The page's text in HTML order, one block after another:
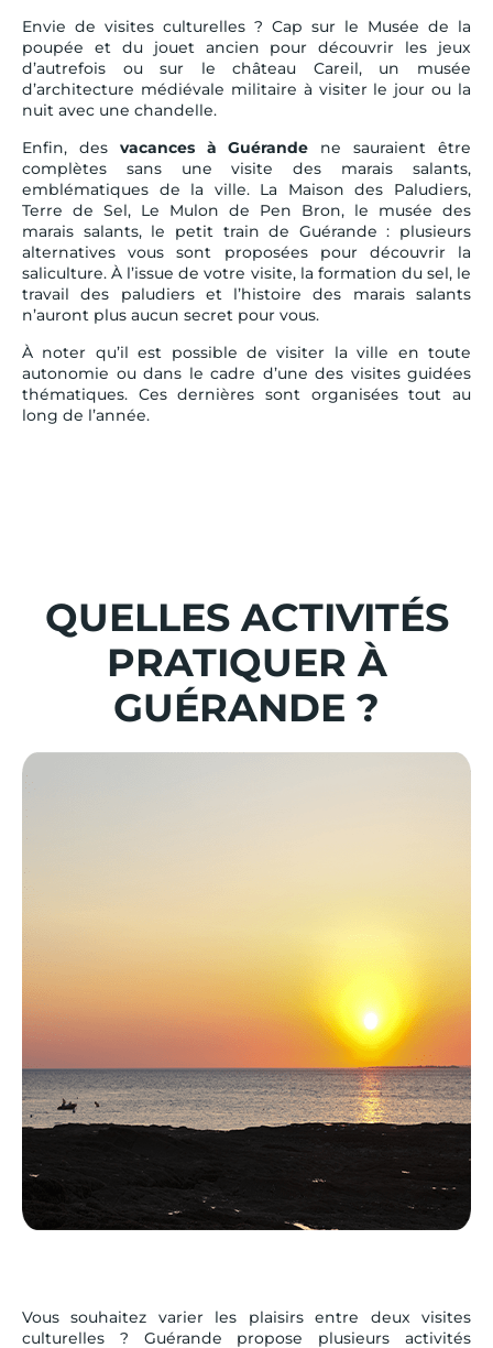
Envie de visites culturelles ? Cap sur le Musée de la
poupée et du jouet ancien pour découvrir les jeux
d’autrefois ou sur le château Careil, un musée
d’architecture médiévale militaire à visiter le jour ou la
nuit avec une chandelle.
Enfin, des vacances à Guérande ne sauraient être
complètes sans une visite des marais salants,
emblématiques de la ville. La Maison des Paludiers,
Terre de Sel, Le Mulon de Pen Bron, le musée des
marais salants, le petit train de Guérande : plusieurs
alternatives vous sont proposées pour découvrir la
saliculture. À l’issue de votre visite, la formation du sel, le
travail des paludiers et l’histoire des marais salants
n’auront plus aucun secret pour vous.
À noter qu’il est possible de visiter la ville en toute
autonomie ou dans le cadre d’une des visites guidées
thématiques. Ces dernières sont organisées tout au
long de l’année.
QUELLES ACTIVITÉS
PRATIQUER À
GUÉRANDE ?
Vous souhaitez varier les plaisirs entre deux visites
culturelles ? Guérande propose plusieurs activités